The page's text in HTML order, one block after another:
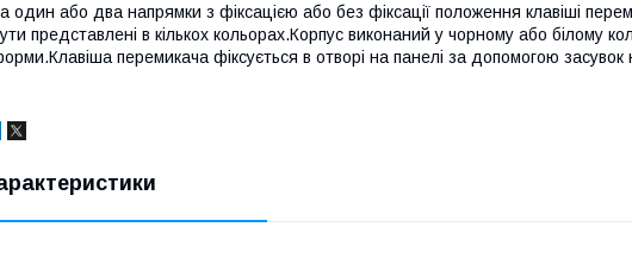
один або два напрямки з фіксацією або без фіксації положення клавіші
представлені в кількох кольорах.Корпус виконаний у чорному або білому
перемикача фіксується в отворі на панелі за допомогою засувок